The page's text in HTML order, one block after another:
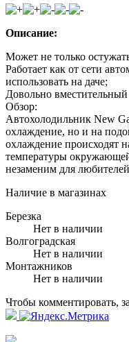
Описание:
Может не только
Работает как от сети
использовать на даче;
Довольно вместительный
Обзор:
Автохолодильник New
охлаждение, но и на
охлаждение происходят
температуры
незаменим для
Наличие в магазинах
Березка
Нет в наличии
Волгоградская
Нет в наличии
Монтажников
Нет в наличии
Чтобы комментировать,